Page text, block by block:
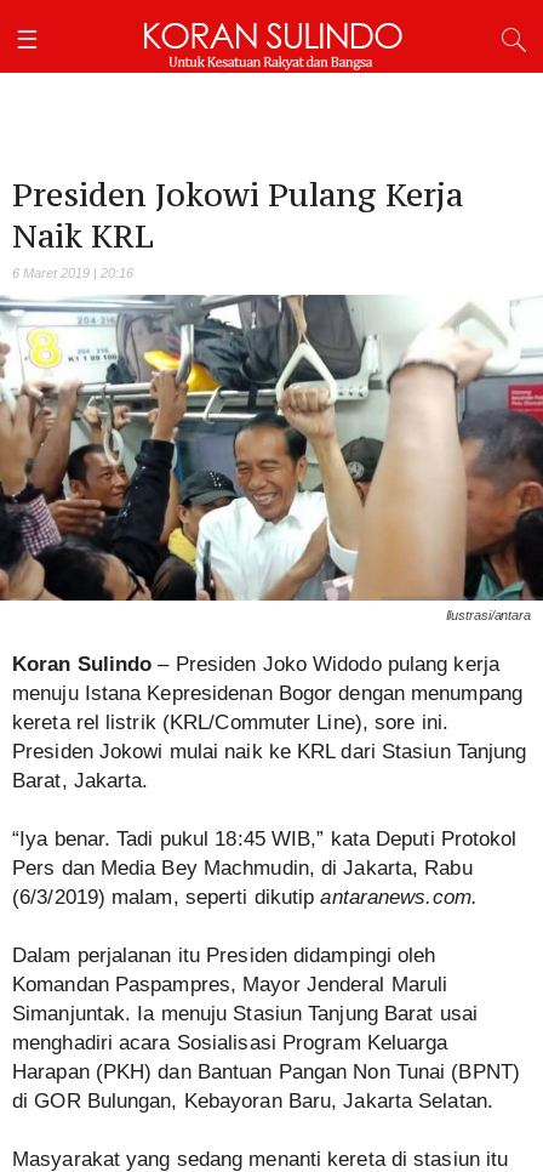
Presiden Jokowi Pulang Kerja
Naik KRL
6 Maret 2019 | 20:16
Ilustrasi/antara
Koran Sulindo – Presiden Joko Widodo pulang kerja
menuju Istana Kepresidenan Bogor dengan menumpang
kereta rel listrik (KRL/Commuter Line), sore ini.
Presiden Jokowi mulai naik ke KRL dari Stasiun Tanjung
Barat, Jakarta.
“Iya benar. Tadi pukul 18:45 WIB,” kata Deputi Protokol
Pers dan Media Bey Machmudin, di Jakarta, Rabu
(6/3/2019) malam, seperti dikutipantaranews.com.
Dalam perjalanan itu Presiden didampingi oleh
Komandan Paspampres, Mayor Jenderal Maruli
Simanjuntak. Ia menuju Stasiun Tanjung Barat usai
menghadiri acara Sosialisasi Program Keluarga
Harapan (PKH) dan Bantuan Pangan Non Tunai (BPNT)
di GOR Bulungan, Kebayoran Baru, Jakarta Selatan.
Masyarakat yang sedang menanti kereta di stasiun itu